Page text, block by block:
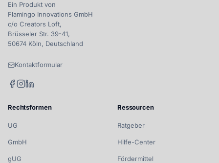
Ein Produkt von
Flamingo Innovations GmbH
c/o Creators Loft,
Brüsseler Str. 39-41,
50674 Köln, Deutschland
Kontaktformular
Rechtsformen
UG
GmbH
gUG
Ressourcen
Ratgeber
Hilfe-Center
Fördermittel